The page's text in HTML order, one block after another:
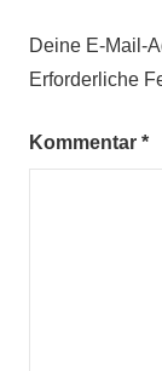
Deine E-Mail-
Erforderliche
Kommentar *